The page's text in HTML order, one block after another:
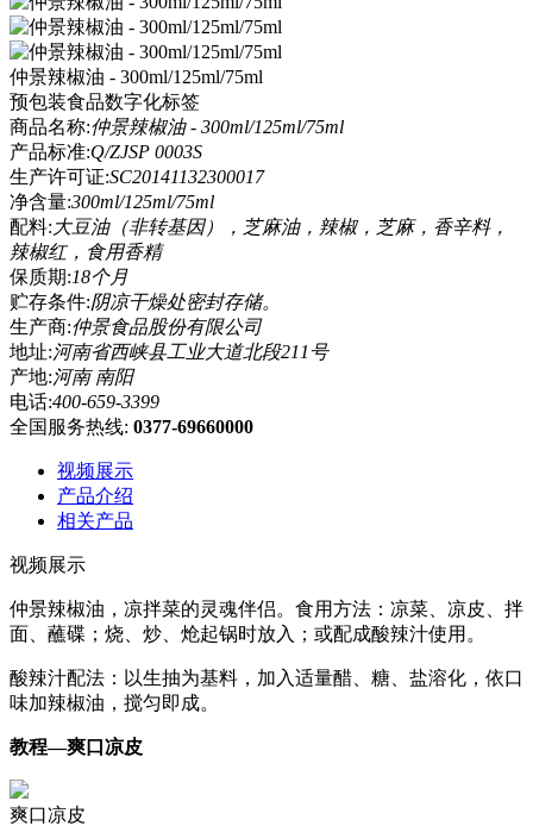
仲景辣椒油 - 300ml/125ml/75ml
预包装食品数字化标签
商品名称:仲景辣椒油 - 300ml/125ml/75ml
产品标准:Q/ZJSP 0003S
生产许可证:SC20141132300017
净含量:300ml/125ml/75ml
配料: 大豆油（非转基因），芝麻油，辣椒，芝麻，香辛料，
辣椒红，食用香精
保质期:18个月
贮存条件:阴凉干燥处密封存储。
生产商:仲景食品股份有限公司
地址:河南省西峡县工业大道北段211号
产地:河南 南阳
电话:400-659-3399
全国服务热线: 0377-69660000
视频展示
产品介绍
相关产品
视频展示
仲景辣椒油，凉拌菜的灵魂伴侣。食用方法：凉菜、凉皮、拌
面、蘸碟；烧、炒、炝起锅时放入；或配成酸辣汁使用。
酸辣汁配法：以生抽为基料，加入适量醋、糖、盐溶化，依口
味加辣椒油，搅匀即成。
教程—爽口凉皮
爽口凉皮